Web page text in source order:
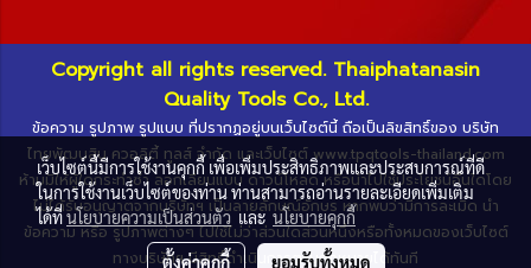
Copyright all rights reserved. Thaiphatanasin
Quality Tools Co., Ltd.
ข้อความ รูปภาพ รูปแบบ ที่ปรากฏอยู่บนเว็บไซต์นี้ ถือเป็นลิขสิทธิ์ของ บริษัท
ไทยพัฒนสิน ควอลิตี้ ทูลส์ จำกัด และเว็บไซต์ www.tpqtools-thailand.com
ห้ามมิให้ผู้ใดกระทำซ้ำ ลอกเลียนแบบ ดาวน์โหลด หรือนำไปใช้ประโยชน์อื่นใดโดย
ไม่ได้รับอนุญาตจากบริษัทฯ เป็นลายลักษณ์อักษร หากพบว่ามีการละเมิด นำ
ข้อความ หรือ รูปภาพต่างๆ ไปใช้ไม่ว่าส่วนใดส่วนหนึ่งหรือทั้งหมดของเว็บไซต์
ทางบริษัทฯ มีสิทธิ์ดำเนินการตามกฎหมายได้ทันที
เว็บไซต์นี้มีการใช้งานคุกกี้ เพื่อเพิ่มประสิทธิภาพและประสบการณ์ที่ดี
ในการใช้งานเว็บไซต์ของท่าน ท่านสามารถอ่านรายละเอียดเพิ่มเติม
ได้ที่นโยบายความเป็นส่วนตัวและนโยบายคุกกี้
ตั้งค่าคุกกี้ ยอมรับทั้งหมด